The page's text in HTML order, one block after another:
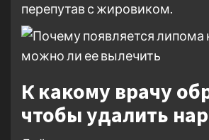
перепутав с жировиком.
К какому врачу
чтобы удалить